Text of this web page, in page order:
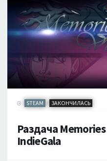
STEAM / ЗАКОНЧИЛАСЬ
Раздача
IndieGala